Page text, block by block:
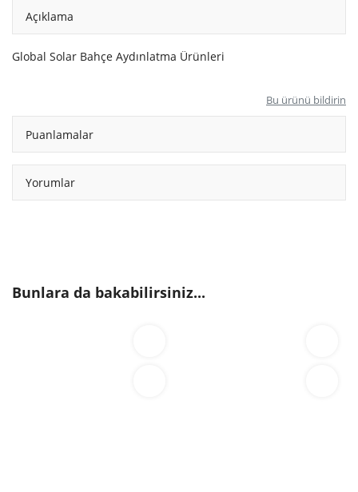
Açıklama
Global Solar Bahçe Aydınlatma Ürünleri
Bu ürünü bildirin
Puanlamalar
Yorumlar
Bunlara da bakabilirsiniz...